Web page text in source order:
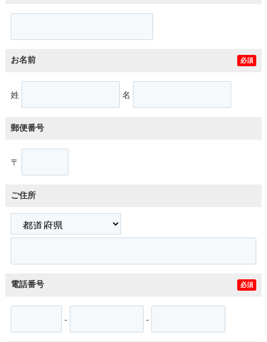
お名前 必須
姓 名
郵便番号
〒
ご住所
電話番号 必須
- -